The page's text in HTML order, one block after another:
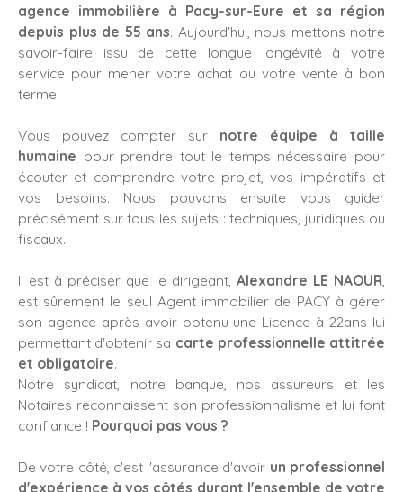
agence immobilière à Pacy-sur-Eure et sa région
depuis plus de 55 ans. Aujourd'hui, nous mettons notre
savoir-faire issu de cette longue longévité à votre
service pour mener votre achat ou votre vente à bon
terme.
Vous pouvez compter sur notre équipe à taille
humaine pour prendre tout le temps nécessaire pour
écouter et comprendre votre projet, vos impératifs et
vos besoins. Nous pouvons ensuite vous guider
précisément sur tous les sujets : techniques, juridiques ou
fiscaux.
Il est à préciser que le dirigeant, Alexandre LE NAOUR
est sûrement le seul Agent immobilier de PACY à gérer
son agence après avoir obtenu une Licence à 22ans lui
permettant d'obtenir sa carte professionnelle attitrée
et obligatoire.
Notre syndicat, notre banque, nos assureurs et les
Notaires reconnaissent son professionnalisme et lui font
confiance ! Pourquoi pas vous ?
De votre côté, c'est l'assurance d'avoir un professionnel
d'expérience à vos côtés durant l'ensemble de votre